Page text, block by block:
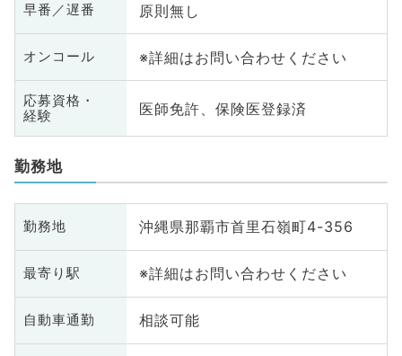
早番／遅番 原則無し
オンコール ※詳細はお問い合わせください
応募資格・
経験
医師免許、保険医登録済
勤務地
勤務地 沖縄県那覇市首里石嶺町4-356
最寄り駅 ※詳細はお問い合わせください
自動車通勤 相談可能